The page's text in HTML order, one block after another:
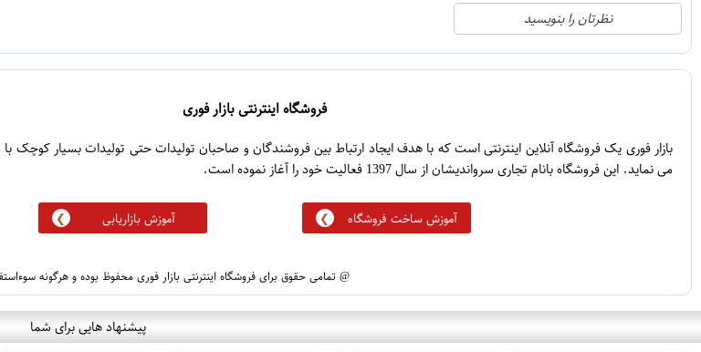
0
3
0
1
0
نظرتان را بنویسید
فروشگاه اینترنتی بازار فوری
بازار فوری یک فروشگاه آنلاین اینترنتی است که با هدف ایجاد ارتباط بین فروشندگان و صاحبان تولیدات حتی تولیدات بسیار کوچک با
می نماید. این فروشگاه بانام تجاری سرواندیشان از سال 1397 فعالیت خود را آغاز نموده است.
آموزش ساخت فروشگاه آموزش بازاریابی
@ تمامی حقوق برای فروشگاه اینترنتی بازار فوری محفوظ بوده و هرگونه
پیشنهاد هایی برای شما